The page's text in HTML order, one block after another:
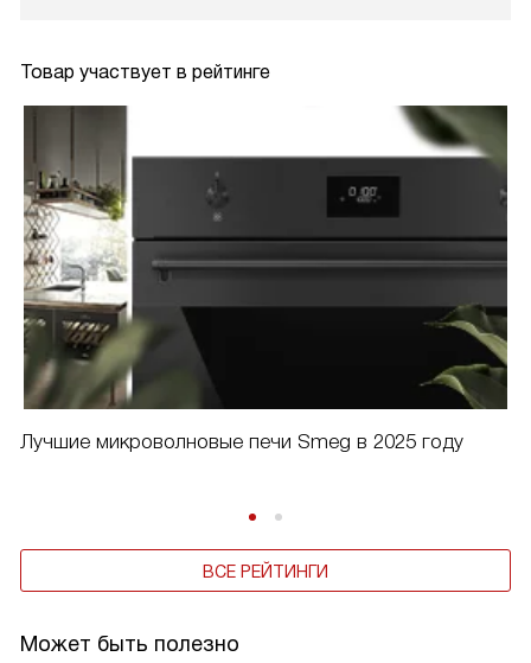
Товар участвует в рейтинге
Лучшие микроволновые печи Smeg в 2025 году
ВСЕ РЕЙТИНГИ
Может быть полезно